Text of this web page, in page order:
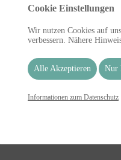
06.08.2026 )
KLAUSEN-RUNDWEG ( 05.08.2026 )
SEUFZERALLEE MIT WALDLEHRPFAD
Cookie Einstellungen
Wir nutzen Cookies auf
verbessern. Nähere
Alle Akzeptieren Nur
Informationen zum Datenschutz